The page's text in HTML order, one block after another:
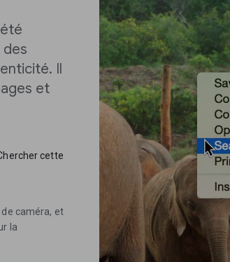
Il
et
cette
de caméra, et
la